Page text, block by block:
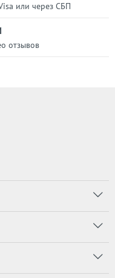
или через СБП
отзывов